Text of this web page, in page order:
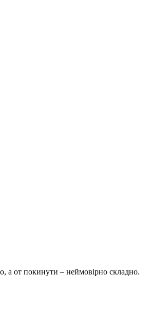
а от покинути – неймовірно складно.